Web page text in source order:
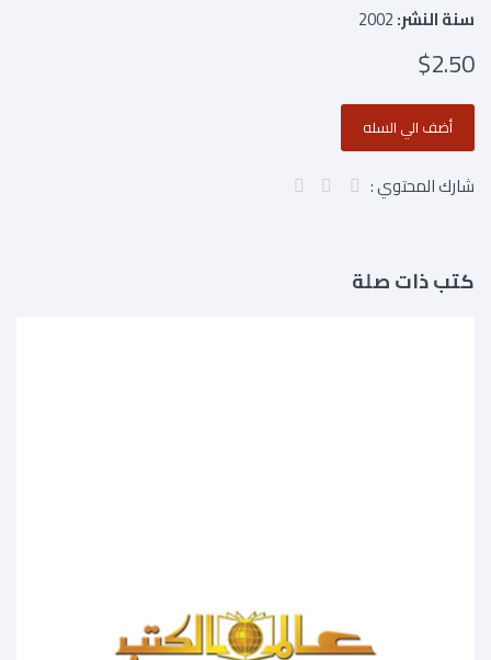
سنة النشر:2002
$2.50
شارك المحتوي :
كتب ذات صلة